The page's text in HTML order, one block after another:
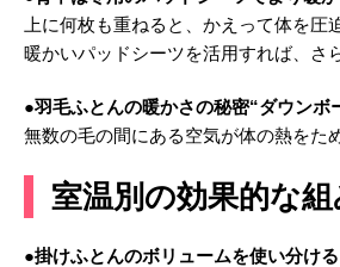
上に何枚も重ねると、かえって体を圧
暖かいパッドシーツを活用すれば、さ
●羽毛ふとんの暖かさの秘密“ダウンボ
無数の毛の間にある空気が体の熱をた
室温別の効果的な
●掛けふとんのボリュームを使い分ける